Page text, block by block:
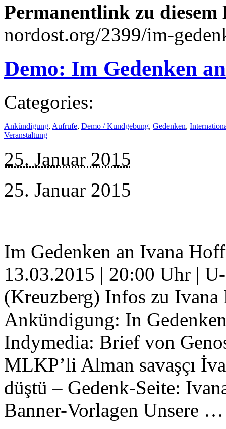
Permanentlink zu
nordost.org/2399/im-
Demo: Im Gedenken
Categories:
Ankündigung, Aufrufe, Demo / Kundgebung, Gedenken,
Veranstaltung
25. Januar 2015
25. Januar 2015
Im Gedenken an Ivana
13.03.2015 | 20:00 Uhr |
(Kreuzberg) Infos zu
Ankündigung: In
Indymedia: Brief von
MLKP’li Alman savaşçı
düştü – Gedenk-Seite:
Banner-Vorlagen Unsere …